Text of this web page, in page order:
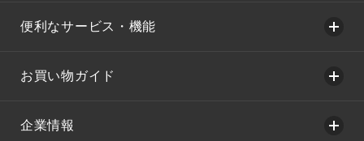
便利なサービス・機能
お買い物ガイド
企業情報